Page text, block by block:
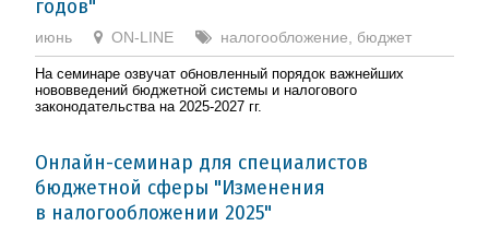
годов"
июнь ON-LINE налогообложение, бюджет
На семинаре озвучат обновленный порядок важнейших
нововведений бюджетной системы и налогового
законодательства на 2025-2027 гг.
Онлайн-семинар для специалистов
бюджетной сферы "Изменения
в налогообложении 2025"